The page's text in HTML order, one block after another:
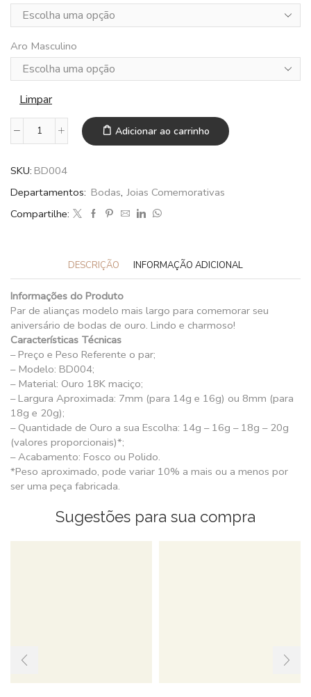
Aro Masculino
Limpar
Adicionar ao carrinho
SKU: BD004
Departamentos: Bodas, Joias Comemorativas
Compartilhe:
DESCRIÇÃO INFORMAÇÃO ADICIONAL
Informações do Produto
Par de alianças modelo mais largo para comemorar seu
aniversário de bodas de ouro. Lindo e charmoso!
Características Técnicas
– Preço e Peso Referente o par;
– Modelo: BD004;
– Material: Ouro 18K maciço;
– Largura Aproximada: 7mm (para 14g e 16g) ou 8mm (para
18g e 20g);
– Quantidade de Ouro a sua Escolha: 14g – 16g – 18g – 20g
(valores proporcionais)*;
– Acabamento: Fosco ou Polido.
*Peso aproximado, pode variar 10% a mais ou a menos por
ser uma peça fabricada.
Sugestões para sua compra